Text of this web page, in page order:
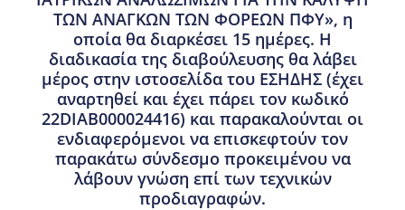
ΤΩΝ ΑΝΑΓΚΩΝ ΤΩΝ ΦΟΡΕΩΝ ΠΦΥ», η
οποία θα διαρκέσει 15 ημέρες. Η
διαδικασία της διαβούλευσης θα λάβει
μέρος στην ιστοσελίδα του ΕΣΗΔΗΣ (έχει
αναρτηθεί και έχει πάρει τον κωδικό
22DIAB000024416) και παρακαλούνται οι
ενδιαφερόμενοι να επισκεφτούν τον
παρακάτω σύνδεσμο προκειμένου να
λάβουν γνώση επί των τεχνικών
προδιαγραφών.